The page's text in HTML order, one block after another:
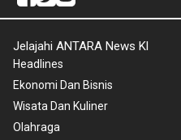
Jelajahi ANTARA News Kl
Headlines
Ekonomi Dan Bisnis
Wisata Dan Kuliner
Olahraga